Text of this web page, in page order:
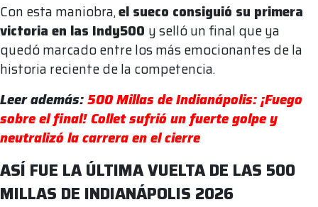
Con esta maniobra,el sueco consiguió su primera
victoria en las Indy500 y selló un final que ya
quedó marcado entre los más emocionantes de la
historia reciente de la competencia.
Leer además:500 Millas de Indianápolis: ¡Fuego
sobre el final! Collet sufrió un fuerte golpe y
neutralizó la carrera en el cierre
ASÍ FUE LA ÚLTIMA VUELTA DE LAS 500
MILLAS DE INDIANÁPOLIS 2026